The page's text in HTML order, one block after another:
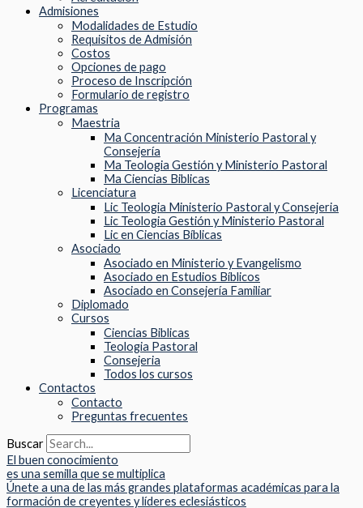
Admisiones
Modalidades de Estudio
Requisitos de Admisión
Costos
Opciones de pago
Proceso de Inscripción
Formulario de registro
Programas
Maestria
Ma Concentración Ministerio Pastoral y
Consejería
Ma Teologia Gestión y Ministerio Pastoral
Ma Ciencias Biblicas
Licenciatura
Lic Teologia Ministerio Pastoral y Consejeria
Lic Teologia Gestión y Ministerio Pastoral
Lic en Ciencias Bíblicas
Asociado
Asociado en Ministerio y Evangelismo
Asociado en Estudios Bíblicos
Asociado en Consejería Familiar
Diplomado
Cursos
Ciencias Biblicas
Teologia Pastoral
Consejeria
Todos los cursos
Contactos
Contacto
Preguntas frecuentes
Buscar
El buen conocimiento
es una semilla que se multiplica
Únete a una de las más grandes plataformas académicas para la
formación de creyentes y líderes eclesiásticos